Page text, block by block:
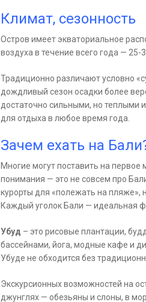
Климат, сезонность
Остров имеет экваториальное
воздуха в течение всего года — 25-
Традиционно различают условно
дождливый сезон осадки более
достаточно сильными, но теплыми
для отдыха в любое время года.
Зачем ехать на
Многие могут поставить на
понимания — это не совсем про
курорты для «полежать на пляже»,
Каждый уголок Бали — идеальная
Убуд – это рисовые плантации,
бассейнами, йога, модные кафе и
Убуде не обходится без
Экскурсионных возможностей на
джунглях — обезьяны и слоны, в